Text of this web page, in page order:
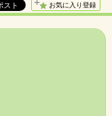
お気に入り登録